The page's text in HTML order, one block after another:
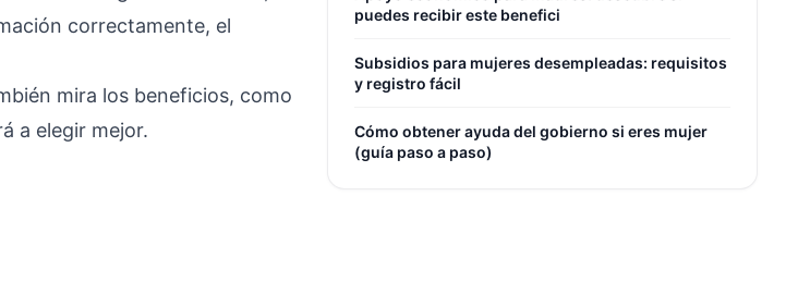
correctamente, el
mira los beneficios, como
a elegir mejor.
puedes recibir este benefici
Subsidios para mujeres desempleadas: requisitos
y registro fácil
Cómo obtener ayuda del gobierno si eres mujer
(guía paso a paso)